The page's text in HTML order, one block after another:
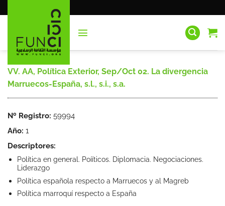
al
VV. AA, Política Exterior, Sep/Oct 02. La divergencia
Marruecos-España, s.l., s.i., s.a.
Nº Registro: 59994
Año: 1
Descriptores:
Política en general. Poííticos. Diplomacia. Negociaciones.
Liderazgo
Política española respecto a Marruecos y al Magreb
Política marroquí respecto a España